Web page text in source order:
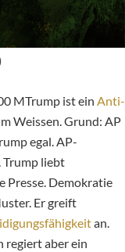
MTrump ist ein Anti-
Weissen. Grund: AP
egal. AP-
Trump liebt
Presse. Demokratie
Er greift
an.
regiert aber ein